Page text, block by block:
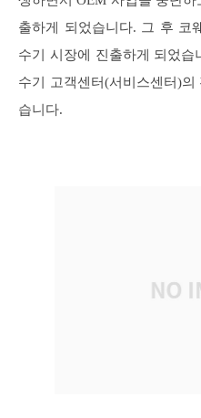
출하게 되었습니다. 그 후 코
수기 시장에 진출하게 되었습
수기 고객센터(서비스센터)
습니다.